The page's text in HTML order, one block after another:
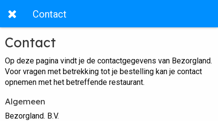
Contact
Contact
Op deze pagina vindt je de contactgegevens van Bezorgland.
Voor vragen met betrekking tot je bestelling kan je contact
opnemen met het betreffende restaurant.
Algemeen
Bezorgland. B.V.